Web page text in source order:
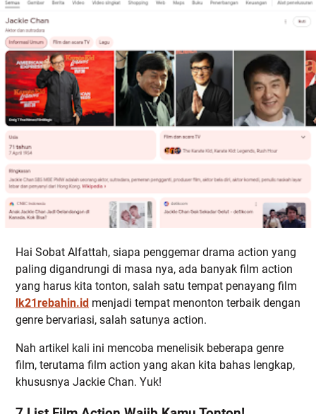
Hai Sobat Alfattah, siapa penggemar drama action yang
paling digandrungi di masa nya, ada banyak film action
yang harus kita tonton, salah satu tempat penayang film
lk21rebahin.id menjadi tempat menonton terbaik dengan
genre bervariasi, salah satunya action.
Nah artikel kali ini mencoba menelisik beberapa genre
film, terutama film action yang akan kita bahas lengkap,
khususnya Jackie Chan. Yuk!